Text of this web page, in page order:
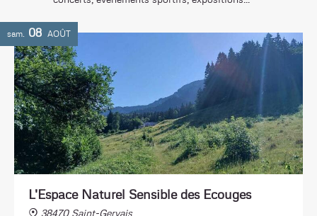
sam. 08 AOÛT
L'Espace Naturel Sensible des Ecouges
38470 Saint-Gervais